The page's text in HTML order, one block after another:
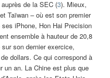
de la SEC (3). Mieux,
Taïwan – où est son premier
iPhone, Hon Hai Precision
ensemble à hauteur de 20,8
son dernier exercice,
dollars. Ce qui correspond à
un an. La Chine est plus que